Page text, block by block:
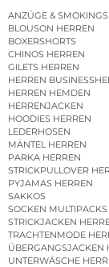
ANZÜGE & SMOKINGS
BLOUSON HERREN
BOXERSHORTS
CHINOS HERREN
GILETS HERREN
HERREN
HERREN HEMDEN
HERRENJACKEN
HOODIES HERREN
LEDERHOSEN
MÄNTEL HERREN
PARKA HERREN
STRICKPULLOVER
PYJAMAS HERREN
SAKKOS
SOCKEN MULTIPACKS
STRICKJACKEN
TRACHTENMODE
ÜBERGANGSJACKEN
UNTERWÄSCHE